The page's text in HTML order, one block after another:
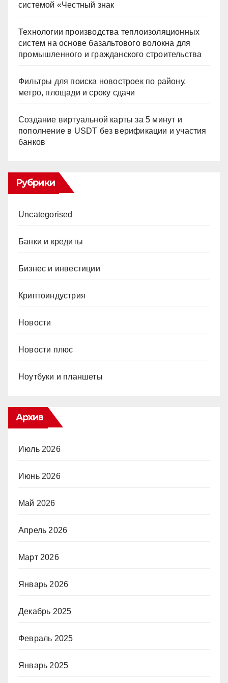
системой «Честный знак
Технологии производства теплоизоляционных
систем на основе базальтового волокна для
промышленного и гражданского строительства
Фильтры для поиска новостроек по району,
метро, площади и сроку сдачи
Создание виртуальной карты за 5 минут и
пополнение в USDT без верификации и участия
банков
Рубрики
Uncategorised
Банки и кредиты
Бизнес и инвестиции
Криптоиндустрия
Новости
Новости плюс
Ноутбуки и планшеты
Архив
Июль 2026
Июнь 2026
Май 2026
Апрель 2026
Март 2026
Январь 2026
Декабрь 2025
Февраль 2025
Январь 2025